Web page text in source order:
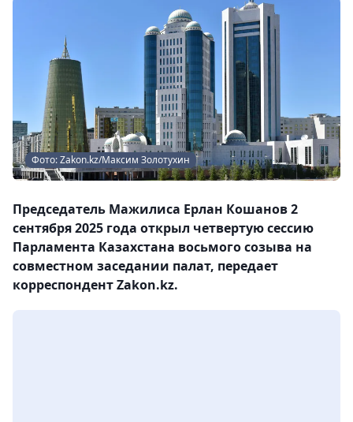
Фото: Zakon.kz/Максим Золотухин
Председатель Мажилиса Ерлан Кошанов 2
сентября 2025 года открыл четвертую сессию
Парламента Казахстана восьмого созыва на
совместном заседании палат, передает
корреспондент Zakon.kz.